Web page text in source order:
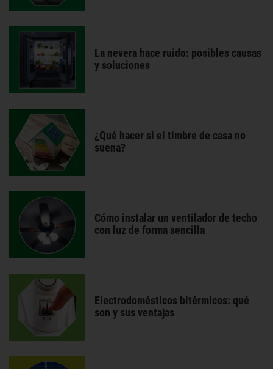
La nevera hace ruido: posibles causas
y soluciones
¿Qué hacer si el timbre de casa no
suena?
Cómo instalar un ventilador de techo
con luz de forma sencilla
Electrodomésticos bitérmicos: qué
son y sus ventajas